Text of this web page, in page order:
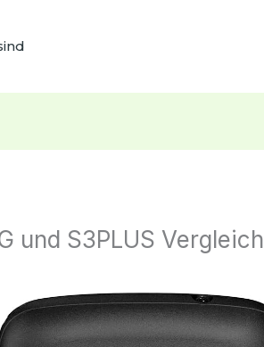
und S3PLUS Vergleich